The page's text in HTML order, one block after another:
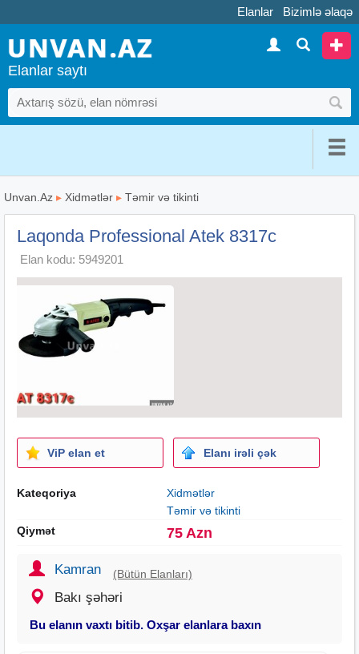
Elanlar Bizimlə əlaqə
Elanlar saytı
Unvan.Az ▸ Xidmətlər ▸ Təmir və tikinti
Laqonda Professional Atek 8317c
Elan kodu: 5949201
ViP elan et Elanı irəli çək
Kateqoriya
Xidmətlər
Təmir və tikinti
Qiymət
75 Azn
Kamran (Bütün Elanları)
Bakı şəhəri
Bu elanın vaxtı bitib. Oxşar elanlara baxın